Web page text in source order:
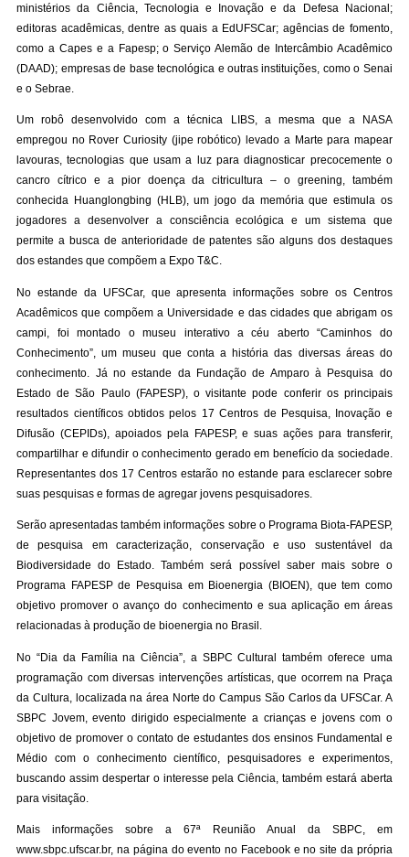
ministérios da Ciência, Tecnologia e Inovação e da Defesa Nacional;
editoras acadêmicas, dentre as quais a EdUFSCar; agências de fomento,
como a Capes e a Fapesp; o Serviço Alemão de Intercâmbio Acadêmico
(DAAD); empresas de base tecnológica e outras instituições, como o Senai
e o Sebrae.
Um robô desenvolvido com a técnica LIBS, a mesma que a NASA
empregou no Rover Curiosity (jipe robótico) levado a Marte para mapear
lavouras, tecnologias que usam a luz para diagnosticar precocemente o
cancro cítrico e a pior doença da citricultura – o greening, também
conhecida Huanglongbing (HLB), um jogo da memória que estimula os
jogadores a desenvolver a consciência ecológica e um sistema que
permite a busca de anterioridade de patentes são alguns dos destaques
dos estandes que compõem a Expo T&C.
No estande da UFSCar, que apresenta informações sobre os Centros
Acadêmicos que compõem a Universidade e das cidades que abrigam os
campi, foi montado o museu interativo a céu aberto “Caminhos do
Conhecimento”, um museu que conta a história das diversas áreas do
conhecimento. Já no estande da Fundação de Amparo à Pesquisa do
Estado de São Paulo (FAPESP), o visitante pode conferir os principais
resultados científicos obtidos pelos 17 Centros de Pesquisa, Inovação e
Difusão (CEPIDs), apoiados pela FAPESP, e suas ações para transferir,
compartilhar e difundir o conhecimento gerado em benefício da sociedade.
Representantes dos 17 Centros estarão no estande para esclarecer sobre
suas pesquisas e formas de agregar jovens pesquisadores.
Serão apresentadas também informações sobre o Programa Biota-FAPESP,
de pesquisa em caracterização, conservação e uso sustentável da
Biodiversidade do Estado. Também será possível saber mais sobre o
Programa FAPESP de Pesquisa em Bioenergia (BIOEN), que tem como
objetivo promover o avanço do conhecimento e sua aplicação em áreas
relacionadas à produção de bioenergia no Brasil.
No “Dia da Família na Ciência”, a SBPC Cultural também oferece uma
programação com diversas intervenções artísticas, que ocorrem na Praça
da Cultura, localizada na área Norte do Campus São Carlos da UFSCar. A
SBPC Jovem, evento dirigido especialmente a crianças e jovens com o
objetivo de promover o contato de estudantes dos ensinos Fundamental e
Médio com o conhecimento científico, pesquisadores e experimentos,
buscando assim despertar o interesse pela Ciência, também estará aberta
para visitação.
Mais informações sobre a 67ª Reunião Anual da SBPC, em
www.sbpc.ufscar.br, na página do evento no Facebook e nosite da própria